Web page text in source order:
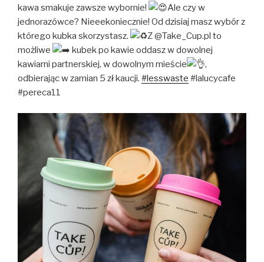
kawa smakuje zawsze wybornie!
Ale czy w
jednorazówce? Nieeekoniecznie! Od dzisiaj masz wybór z
którego kubka skorzystasz.
Z @Take_Cup.pl to
możliwe
kubek po kawie oddasz w dowolnej
kawiarni partnerskiej, w dowolnym mieście
,
odbierając w zamian 5 zł kaucji. #lesswaste #lalucycafe
#pereca11